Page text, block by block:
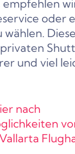
empfehlen
oder
wählen.
und viel
nach